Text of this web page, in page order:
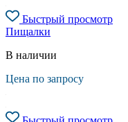
Быстрый просмотр
Пищалки
В наличии
Цена по запросу